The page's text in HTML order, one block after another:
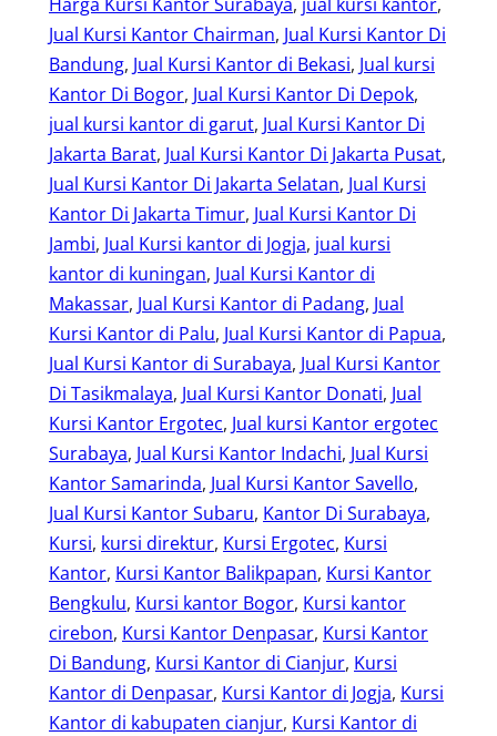
Jual Kursi Kantor Chairman, Jual Kursi Kantor Di
Bandung, Jual Kursi Kantor di Bekasi, Jual kursi
Kantor Di Bogor, Jual Kursi Kantor Di Depok
jual kursi kantor di garut, Jual Kursi Kantor Di
Jakarta Barat, Jual Kursi Kantor Di Jakarta Pusat
Jual Kursi Kantor Di Jakarta Selatan, Jual Kursi
Kantor Di Jakarta Timur, Jual Kursi Kantor Di
Jambi, Jual Kursi kantor di Jogja, jual kursi
kantor di kuningan, Jual Kursi Kantor di
Makassar, Jual Kursi Kantor di Padang, Jual
Kursi Kantor di Palu, Jual Kursi Kantor di Papua
Jual Kursi Kantor di Surabaya, Jual Kursi Kantor
Di Tasikmalaya, Jual Kursi Kantor Donati, Jual
Kursi Kantor Ergotec, Jual kursi Kantor ergotec
Surabaya, Jual Kursi Kantor Indachi, Jual Kursi
Kantor Samarinda, Jual Kursi Kantor Savello
Jual Kursi Kantor Subaru, Kantor Di Surabaya
Kursi, kursi direktur, Kursi Ergotec, Kursi
Kantor, Kursi Kantor Balikpapan, Kursi Kantor
Bengkulu, Kursi kantor Bogor, Kursi kantor
cirebon, Kursi Kantor Denpasar, Kursi Kantor
Di Bandung, Kursi Kantor di Cianjur, Kursi
Kantor di Denpasar, Kursi Kantor di Jogja, Kursi
Kantor di kabupaten cianjur, Kursi Kantor di